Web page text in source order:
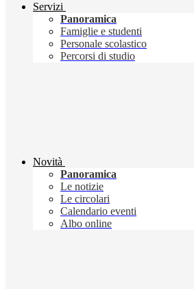
Servizi
Panoramica
Famiglie e studenti
Personale scolastico
Percorsi di studio
Novità
Panoramica
Le notizie
Le circolari
Calendario eventi
Albo online